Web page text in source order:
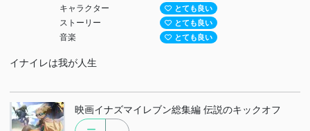
キャラクター とても良い
ストーリー とても良い
音楽 とても良い
イナイレは我が人生
映画イナズマイレブン総集編 伝説のキックオフ